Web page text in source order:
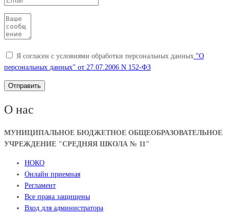
Я согласен с условиями обработки персональных данных "О
персональных данных" от 27.07.2006 N 152-ФЗ
О нас
МУНИЦИПАЛЬНОЕ БЮДЖЕТНОЕ ОБЩЕОБРАЗОВАТЕЛЬНОЕ
УЧРЕЖДЕНИЕ "СРЕДНЯЯ ШКОЛА № 11"
НОКО
Онлайн приемная
Регламент
Все права защищены
Вход для администратора